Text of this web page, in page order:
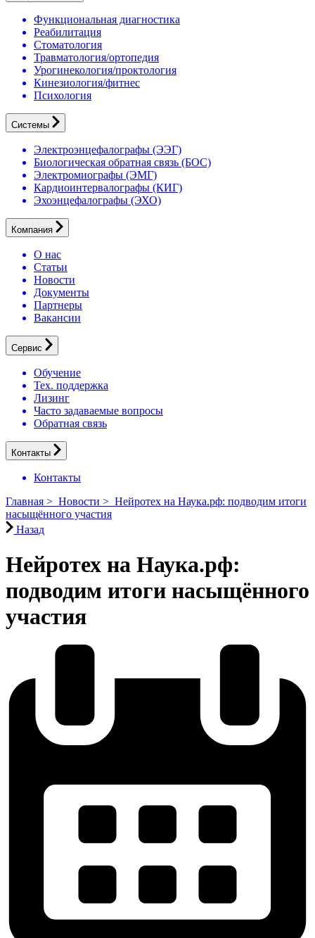
Функциональная диагностика
Реабилитация
Стоматология
Травматология/ортопедия
Урогинекология/проктология
Кинезиология/фитнес
Психология
Системы
Электроэнцефалографы (ЭЭГ)
Биологическая обратная связь (БОС)
Электромиографы (ЭМГ)
Кардиоинтервалографы (КИГ)
Эхоэнцефалографы (ЭХО)
Компания
О нас
Статьи
Новости
Документы
Партнеры
Вакансии
Сервис
Обучение
Тех. поддержка
Лизинг
Часто задаваемые вопросы
Обратная связь
Контакты
Контакты
Главная > Новости > Нейротех на Наука.рф: подводим итоги
насыщённого участия
Назад
Нейротех на Наука.рф:
подводим итоги насыщённого
участия